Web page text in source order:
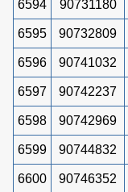
6594 90731180
6595 90732809
6596 90741032
6597 90742237
6598 90742969
6599 90744832
6600 90746352